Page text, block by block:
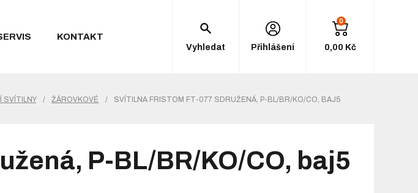
KONTAKT
Vyhledat Přihlášení
0
0,00 Kč
SVÍTILNY / ŽÁROVKOVÉ / SVÍTILNA FRISTOM FT-077 SDRUŽENÁ, P-BL/BR/KO/CO, BAJ5
P-BL/BR/KO/CO, baj5